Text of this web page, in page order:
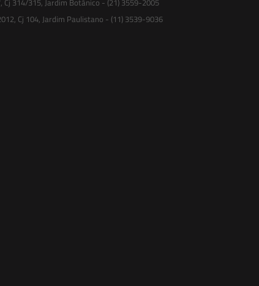
Cj 314/315, Jardim Botânico - (21) 3559-2005
Cj 104, Jardim Paulistano - (11) 3539-9036